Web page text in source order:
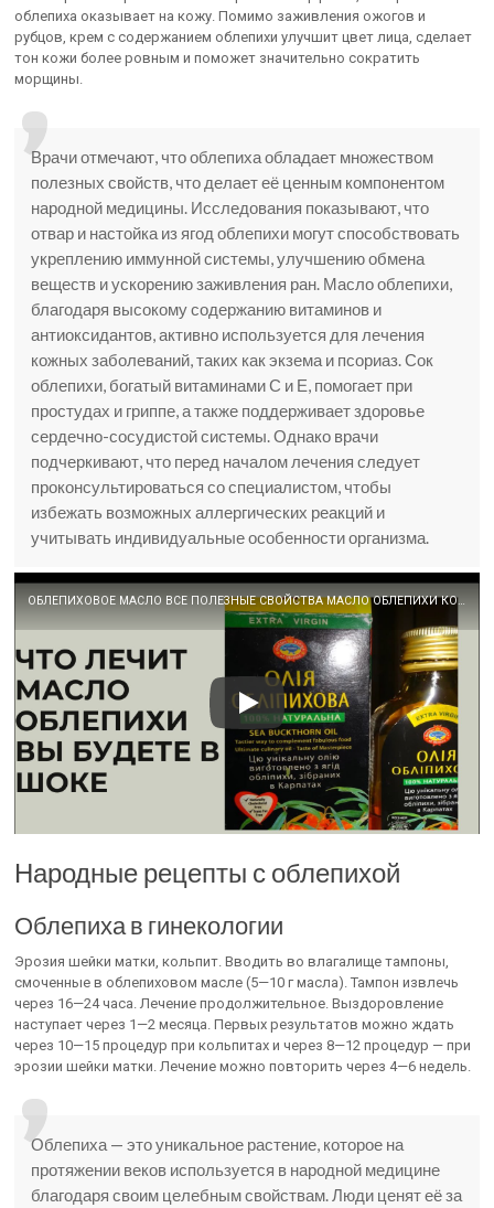
облепиха оказывает на кожу. Помимо заживления ожогов и
рубцов, крем с содержанием облепихи улучшит цвет лица, сделает
тон кожи более ровным и поможет значительно сократить
морщины.
Врачи отмечают, что облепиха обладает множеством
полезных свойств, что делает её ценным компонентом
народной медицины. Исследования показывают, что
отвар и настойка из ягод облепихи могут способствовать
укреплению иммунной системы, улучшению обмена
веществ и ускорению заживления ран. Масло облепихи,
благодаря высокому содержанию витаминов и
антиоксидантов, активно используется для лечения
кожных заболеваний, таких как экзема и псориаз. Сок
облепихи, богатый витаминами С и Е, помогает при
простудах и гриппе, а также поддерживает здоровье
сердечно-сосудистой системы. Однако врачи
подчеркивают, что перед началом лечения следует
проконсультироваться со специалистом, чтобы
избежать возможных аллергических реакций и
учитывать индивидуальные особенности организма.
ОБЛЕПИХОВОЕ МАСЛО ВСЕ ПОЛЕЗНЫЕ СВОЙСТВА МАСЛО ОБЛЕПИХИ КОМУ И ЧЕМ ПОЛЕЗНО
Народные рецепты с облепихой
Облепиха в гинекологии
Эрозия шейки матки, кольпит. Вводить во влагалище тампоны,
смоченные в облепиховом масле (5—10 г масла). Тампон извлечь
через 16—24 часа. Лечение продолжительное. Выздоровление
наступает через 1—2 месяца. Первых результатов можно ждать
через 10—15 процедур при кольпитах и через 8—12 процедур — при
эрозии шейки матки. Лечение можно повторить через 4—6 недель.
Облепиха — это уникальное растение, которое на
протяжении веков используется в народной медицине
благодаря своим целебным свойствам. Люди ценят её за